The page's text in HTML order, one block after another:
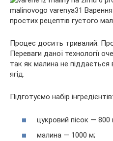
Процес досить тривалий.
Переваги даної технології
так як малина не піддається
ягід.
Підготуємо набір інгредієнтів:
цукровий пісок — 800
малина — 1000 м;